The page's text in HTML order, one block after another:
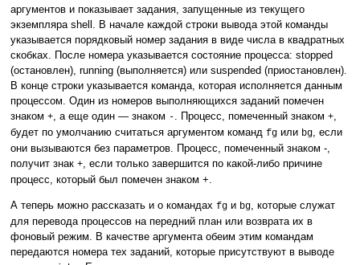
аргументов и показывает задания, запущенные из текущего
экземпляра shell. В начале каждой строки вывода этой команды
указывается порядковый номер задания в виде числа в квадратных
скобках. После номера указывается состояние процесса: stopped
(остановлен), running (выполняется) или suspended (приостановлен).
В конце строки указывается команда, которая исполняется данным
процессом. Один из номеров выполняющихся заданий помечен
знаком +, а еще один — знаком -. Процесс, помеченный знаком +,
будет по умолчанию считаться аргументом команд fg или bg, если
они вызываются без параметров. Процесс, помеченный знаком -,
получит знак +, если только завершится по какой-либо причине
процесс, который был помечен знаком +.
А теперь можно рассказать и о командах fg и bg, которые служат
для перевода процессов на передний план или возврата их в
фоновый режим. В качестве аргумента обеим этим командам
передаются номера тех заданий, которые присутствуют в выводе